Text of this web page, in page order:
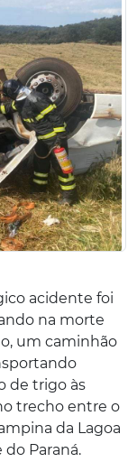
acidente foi
na morte
um caminhão
de trigo às
trecho entre o
da Lagoa
do Paraná.